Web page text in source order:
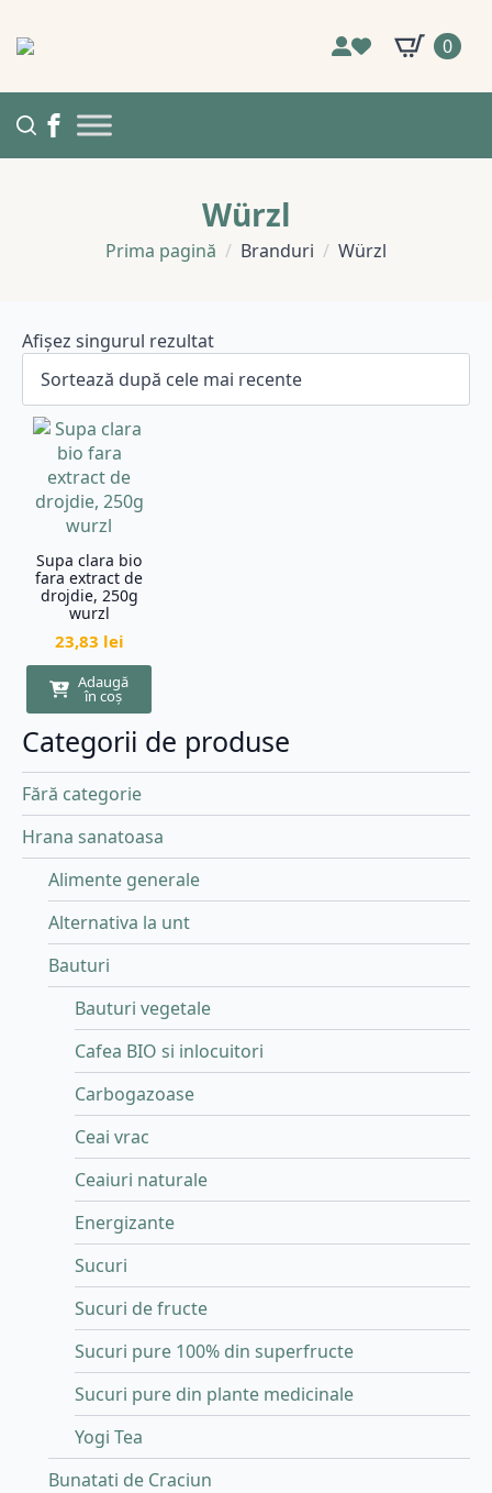
0
Würzl
Prima pagină Branduri Würzl
Categorii de produse
Fără categorie
Hrana sanatoasa
Alimente generale
Alternativa la unt
Bauturi
Bauturi vegetale
Cafea BIO si inlocuitori
Carbogazoase
Ceai vrac
Ceaiuri naturale
Energizante
Sucuri
Sucuri de fructe
Sucuri pure 100% din superfructe
Sucuri pure din plante medicinale
Yogi Tea
Bunatati de Craciun
Afișez singurul rezultat
Supa clara bio
fara extract de
drojdie, 250g
wurzl
23,83 lei
Adaugă
în coș